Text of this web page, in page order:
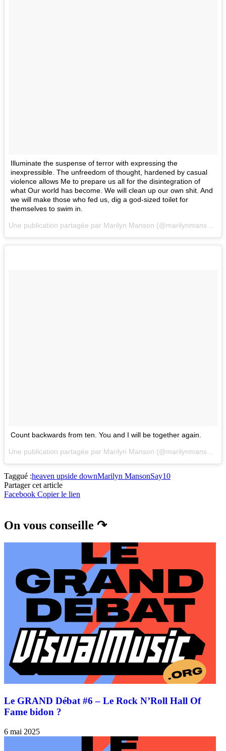
Illuminate the suspense of terror with expressing the
inexpressible. The unfreedom of thought, hardened by casual
violence allows Me to prepare us all for the disintegration of
what Our world has become. We will clean up our own shit. And
we will make those who fed us, dig a god-sized toilet for
themselves to swim in.
Count backwards from ten. You and I will be together again.
Une publication partagée par Marilyn Manson (@marilynmanson) le
Taggué :heaven upside downMarilyn MansonSay10
Partager cet article
Facebook Copier le lien
On vous conseille ↷
Le GRAND Débat #6 – Le Rock N’Roll Hall Of
Fame bidon ?
6 mai 2025